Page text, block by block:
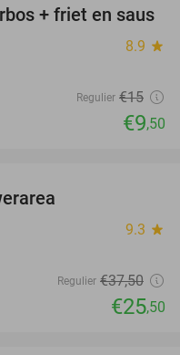
37%
+ friet en saus
8.9 star
Regulier €15
€9,50
9.3 star
Regulier €37,50
€25,50